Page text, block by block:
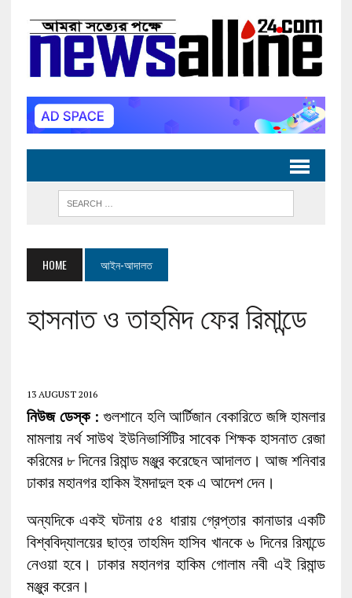
HOME আইন-আদালত
হাসনাত ও তাহমিদ ফের রিমান্ডে
13 AUGUST 2016
নিউজ ডেস্ক: গুলশানে হলি আর্টিজান বেকারিতে জঙ্গি হামলার
মামলায় নর্থ সাউথ ইউনিভার্সিটির সাবেক শিক্ষক হাসনাত রেজা
করিমের ৮ দিনের রিমান্ড মঞ্জুর করেছেন আদালত। আজ শনিবার
ঢাকার মহানগর হাকিম ইমদাদুল হক এ আদেশ দেন।
অন্যদিকে একই ঘটনায় ৫৪ ধারায় গ্রেপ্তার কানাডার একটি
বিশ্ববিদ্যালয়ের ছাত্র তাহমিদ হাসিব খানকে ৬ দিনের রিমান্ডে
নেওয়া হবে। ঢাকার মহানগর হাকিম গোলাম নবী এই রিমান্ড
মঞ্জুর করেন।